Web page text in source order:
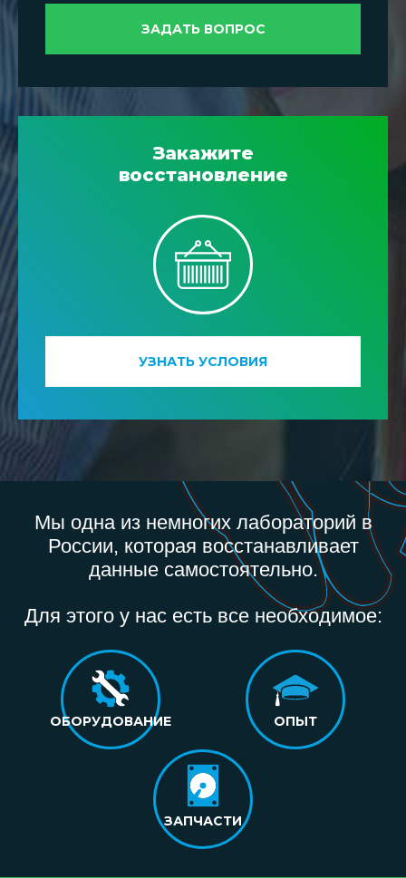
ЗАДАТЬ ВОПРОС
Закажите
восстановление
УЗНАТЬ УСЛОВИЯ
Мы одна из немногих лабораторий в
России, которая восстанавливает
данные самостоятельно.
Для этого у нас есть все необходимое:
ОБОРУДОВАНИЕ ОПЫТ
ЗАПЧАСТИ